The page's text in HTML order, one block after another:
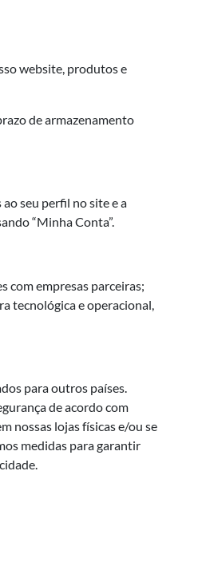
website, produtos e
de armazenamento
seu perfil no site e a
“Minha Conta”.
com empresas parceiras;
tecnológica e operacional,
para outros países.
de acordo com
nossas lojas físicas e/ou se
medidas para garantir